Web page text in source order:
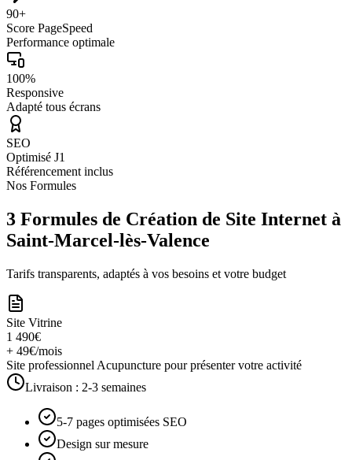
90+
Score PageSpeed
Performance optimale
100%
Responsive
Adapté tous écrans
SEO
Optimisé J1
Référencement inclus
Nos Formules
3 Formules de Création de Site Internet à
Saint-Marcel-lès-Valence
Tarifs transparents, adaptés à vos besoins et votre budget
Site Vitrine
1 490€
+ 49€/mois
Site professionnel Acupuncture pour présenter votre activité
Livraison : 2-3 semaines
5-7 pages optimisées SEO
Design sur mesure